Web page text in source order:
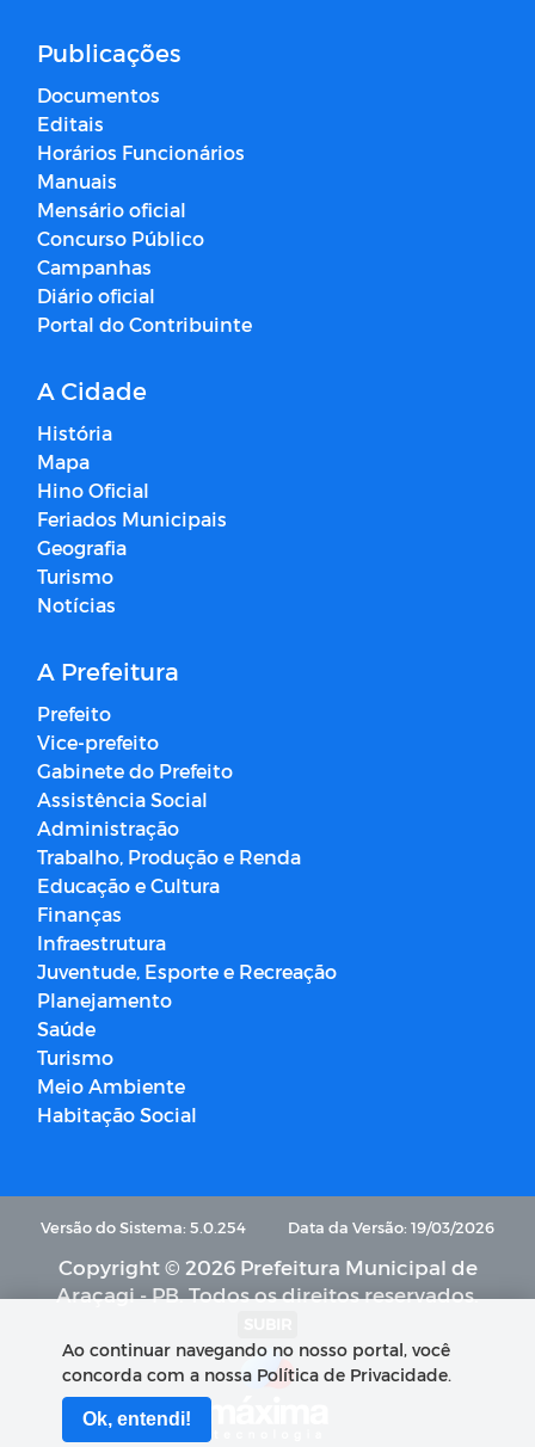
Publicações
Documentos
Editais
Horários Funcionários
Manuais
Mensário oficial
Concurso Público
Campanhas
Diário oficial
Portal do Contribuinte
A Cidade
História
Mapa
Hino Oficial
Feriados Municipais
Geografia
Turismo
Notícias
A Prefeitura
Prefeito
Vice-prefeito
Gabinete do Prefeito
Assistência Social
Administração
Trabalho, Produção e Renda
Educação e Cultura
Finanças
Infraestrutura
Juventude, Esporte e Recreação
Planejamento
Saúde
Turismo
Meio Ambiente
Habitação Social
Versão do Sistema: 5.0.254 Data da Versão: 19/03/2026
Copyright © 2026 Prefeitura Municipal de
Araçagi - PB. Todos os direitos reservados.
Ao continuar navegando no nosso portal, você
concorda com a nossa Política de Privacidade.
Ok, entendi!